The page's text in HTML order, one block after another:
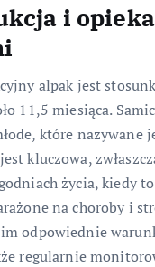
i
alpak jest
11,5 miesiąca.
które nazywane
kluczowa,
życia, kiedy
na choroby i
odpowiednie
regularnie